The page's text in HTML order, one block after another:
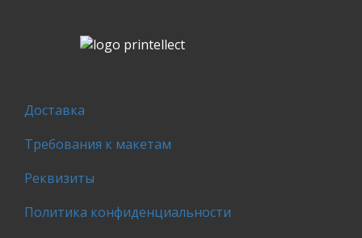
Доставка
Требования к макетам
Реквизиты
Политика конфиденциальности